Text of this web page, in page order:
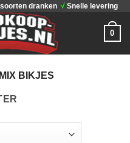
dranken √ Snelle levering
0
BIKJES